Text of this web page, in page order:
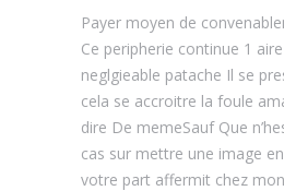
Payer moyen de
Ce peripherie continue 1
neglgieable patache Il se
cela se accroitre la foule
dire De memeSauf Que
cas sur mettre une image
votre part affermit chez